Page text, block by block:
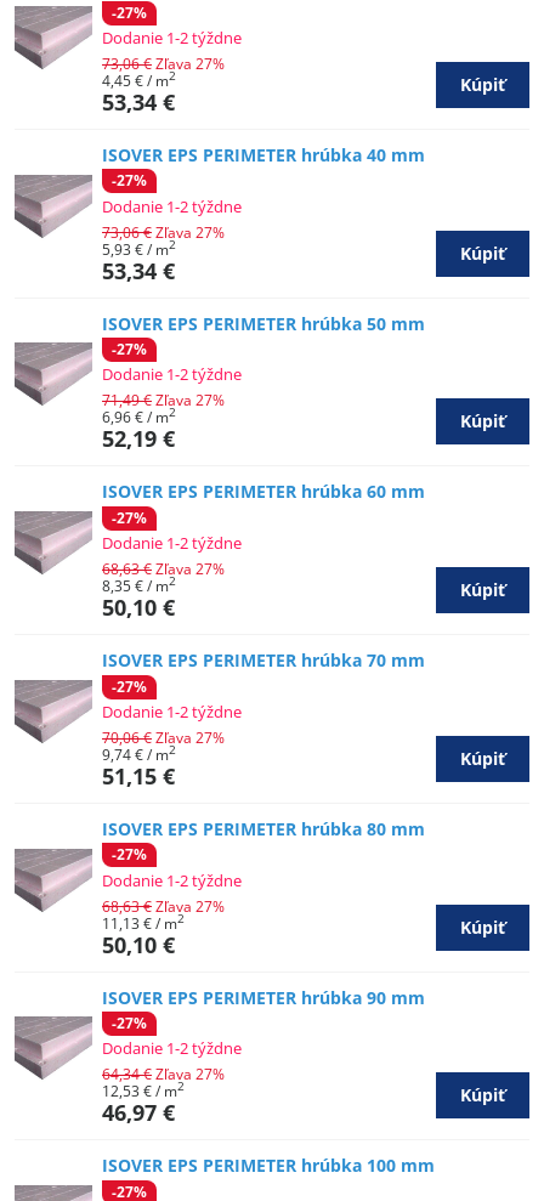
-27%
Dodanie 1-2 týždne
53,34 €
73,06 €Zľava 27%
4,45 €/ m2 Kúpiť
ISOVER EPS PERIMETER hrúbka 40 mm
-27%
Dodanie 1-2 týždne
53,34 €
73,06 €Zľava 27%
5,93 €/ m2 Kúpiť
ISOVER EPS PERIMETER hrúbka 50 mm
-27%
Dodanie 1-2 týždne
52,19 €
71,49 €Zľava 27%
6,96 €/ m2 Kúpiť
ISOVER EPS PERIMETER hrúbka 60 mm
-27%
Dodanie 1-2 týždne
50,10 €
68,63 €Zľava 27%
8,35 €/ m2 Kúpiť
ISOVER EPS PERIMETER hrúbka 70 mm
-27%
Dodanie 1-2 týždne
51,15 €
70,06 €Zľava 27%
9,74 €/ m2 Kúpiť
ISOVER EPS PERIMETER hrúbka 80 mm
-27%
Dodanie 1-2 týždne
50,10 €
68,63 €Zľava 27%
11,13 €/ m2 Kúpiť
ISOVER EPS PERIMETER hrúbka 90 mm
-27%
Dodanie 1-2 týždne
46,97 €
64,34 €Zľava 27%
12,53 €/ m2 Kúpiť
ISOVER EPS PERIMETER hrúbka 100 mm
-27%